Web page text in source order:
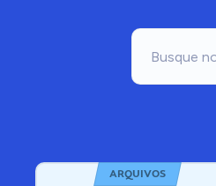
ARQUIVOS